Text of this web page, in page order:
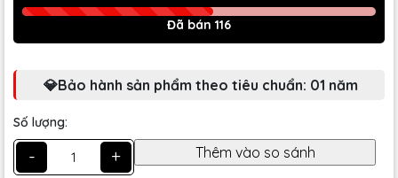
Đã bán 116
💎Bảo hành sản phẩm theo tiêu chuẩn: 01 năm
Số lượng:
- +